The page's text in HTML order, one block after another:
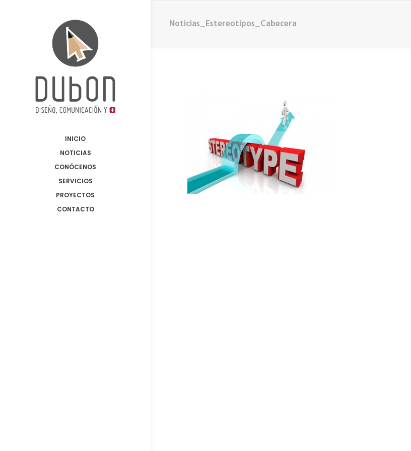
INICIO
NOTICIAS
CONÓCENOS
SERVICIOS
PROYECTOS
CONTACTO
Noticias_Estereotipos_Cabecera